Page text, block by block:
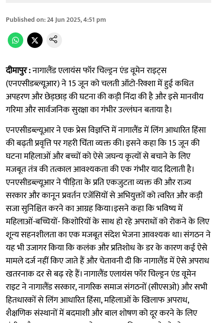
Published on:24 Jun 2025, 4:51 pm
दीमापुर :नागालैंड एलायंस फॉर चिल्ड्रन एंड वूमेन राइट्स
(एनएसीडब्ल्यूआर) ने 15 जून को चलती ऑटो-रिक्शा में हुई कथित
अपहरण और छेड़छाड़ की घटना की कड़ी निंदा की है और इसे मानवीय
गरिमा और सार्वजनिक सुरक्षा का गंभीर उल्लंघन बताया है।
एनएसीडब्ल्यूआर ने एक प्रेस विज्ञप्ति में नागालैंड में लिंग आधारित हिंसा
की बढ़ती प्रवृत्ति पर गहरी चिंता व्यक्त की। इसने कहा कि 15 जून की
घटना महिलाओं और बच्चों को ऐसे जघन्य कृत्यों से बचाने के लिए
मजबूत तंत्र की तत्काल आवश्यकता की एक गंभीर याद दिलाती है।
एनएसीडब्ल्यूआर ने पीड़िता के प्रति एकजुटता व्यक्त की और राज्य
सरकार और कानून प्रवर्तन एजेंसियों से अभियुक्तों को त्वरित और कड़ी
सजा सुनिश्चित करने का आग्रह किया।इसने कहा कि भविष्य में
महिलाओं-बच्चियों- किशोरियों के साथ हो रहे अपराधों को रोकने के लिए
शून्य सहनशीलता का एक मजबूत संदेश भेजना आवश्यक था। संगठन ने
यह भी उजागर किया कि कलंक और प्रतिशोध के डर के कारण कई ऐसे
मामले दर्ज नहीं किए जाते हैं और चेतावनी दी कि नागालैंड में ऐसे अपराध
खतरनाक दर से बढ़ रहे हैं। नागालैंड एलायंस फॉर चिल्ड्रन एंड वूमेन
राइट ने नागालैंड सरकार, नागरिक समाज संगठनों (सीएसओ) और सभी
हितधारकों से लिंग आधारित हिंसा, महिलाओं के खिलाफ अपराध,
शैक्षणिक संस्थानों में बदमाशी और बाल शोषण को दूर करने के लिए